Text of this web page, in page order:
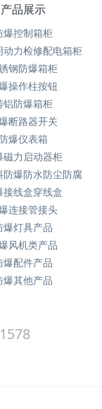
产品展示
爆控制箱柜
动力检修配电箱柜
钢防爆箱柜
操作柱按钮
铝防爆箱柜
断路器开关
防爆仪表箱
磁力启动器柜
防爆防水防尘防腐
接线盒穿线盒
连接管接头
爆灯具产品
风机类产品
爆配件产品
爆其他产品